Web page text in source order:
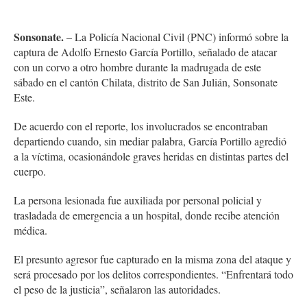
Sonsonate.– La Policía Nacional Civil (PNC) informó sobre la
captura de Adolfo Ernesto García Portillo, señalado de atacar
con un corvo a otro hombre durante la madrugada de este
sábado en el cantón Chilata, distrito de San Julián, Sonsonate
Este.
De acuerdo con el reporte, los involucrados se encontraban
departiendo cuando, sin mediar palabra, García Portillo agredió
a la víctima, ocasionándole graves heridas en distintas partes del
cuerpo.
La persona lesionada fue auxiliada por personal policial y
trasladada de emergencia a un hospital, donde recibe atención
médica.
El presunto agresor fue capturado en la misma zona del ataque y
será procesado por los delitos correspondientes. “Enfrentará todo
el peso de la justicia”, señalaron las autoridades.